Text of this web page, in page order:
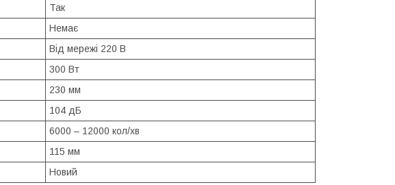
Так
Немає
Від мережі 220 В
300 Вт
230 мм
104 дБ
6000 – 12000 кол/хв
115 мм
Новий